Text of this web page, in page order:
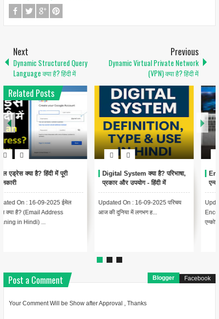
Next
Dynamic Structured Query
Language क्या है? हिंदी में
Previous
Dynamic Virtual Private Network
(VPN) क्या है? हिंदी में
Related Posts
Encoding Meaning in Hindi |
एन्कोडिंग का मतलब और उपयोग
Updated On : 13-09-2025
Encoding Meaning in Hindi |
एन्कोडिंग का मतलब Encodin...
6
थंबनेल क्या है? | Thumbnail
Meaning in Hindi (YouTube
& Computer Example)
{ "@context": "https://schema.org",
Post a Comment Blogger Facebook
Your Comment Will be Show after Approval , Thanks